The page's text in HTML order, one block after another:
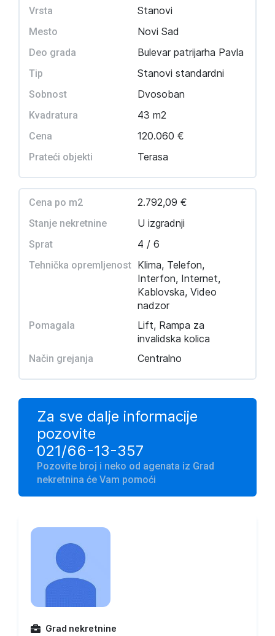
Vrsta Stanovi
Mesto Novi Sad
Deo grada Bulevar patrijarha Pavla
Tip Stanovi standardni
Sobnost Dvosoban
Kvadratura 43 m2
Cena 120.060 €
Prateći objekti Terasa
Cena po m2 2.792,09 €
Stanje nekretnine U izgradnji
Sprat 4 / 6
Tehnička opremljenost Klima, Telefon,
Interfon, Internet,
Kablovska, Video
nadzor
Pomagala
Lift, Rampa za
invalidska kolica
Način grejanja Centralno
Za sve dalje informacije
pozovite
021/66-13-357
Pozovite broj i neko od agenata iz Grad
nekretnina će Vam pomoći
Grad nekretnine